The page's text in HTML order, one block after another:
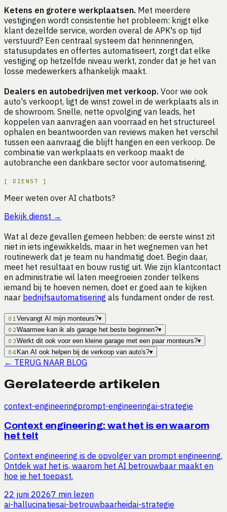
Ketens en grotere werkplaatsen. Met meerdere
vestigingen wordt consistentie het probleem: krijgt elke
klant dezelfde service, worden overal de APK's op tijd
verstuurd? Een centraal systeem dat herinneringen,
statusupdates en offertes automatiseert, zorgt dat elke
vestiging op hetzelfde niveau werkt, zonder dat je het van
losse medewerkers afhankelijk maakt.
Dealers en autobedrijven met verkoop. Voor wie ook
auto's verkoopt, ligt de winst zowel in de werkplaats als in
de showroom. Snelle, nette opvolging van leads, het
koppelen van aanvragen aan voorraad en het structureel
ophalen en beantwoorden van reviews maken het verschil
tussen een aanvraag die blijft hangen en een verkoop. De
combinatie van werkplaats en verkoop maakt de
autobranche een dankbare sector voor automatisering.
[ DIENST ]
Meer weten over AI chatbots?
Bekijk dienst →
Wat al deze gevallen gemeen hebben: de eerste winst zit
niet in iets ingewikkelds, maar in het wegnemen van het
routinewerk dat je team nu handmatig doet. Begin daar,
meet het resultaat en bouw rustig uit. Wie zijn klantcontact
en administratie wil laten meegroeien zonder telkens
iemand bij te hoeven nemen, doet er goed aan te kijken
naar bedrijfsautomatisering als fundament onder de rest.
01Vervangt AI mijn monteurs?▾
02Waarmee kan ik als garage het beste beginnen?▾
03Werkt dit ook voor een kleine garage met een paar monteurs?▾
04 Kan AI ook helpen bij de verkoop van auto's?▾
← TERUG NAAR BLOG
Gerelateerde artikelen
context-engineeringprompt-engineeringai-strategie
Context engineering: wat het is en waarom
het telt
Context engineering is de opvolger van prompt engineering.
Ontdek wat het is, waarom het AI betrouwbaar maakt en
hoe je het toepast.
22 juni 20267 min lezen
ai-hallucinatiesai-betrouwbaarheidai-strategie